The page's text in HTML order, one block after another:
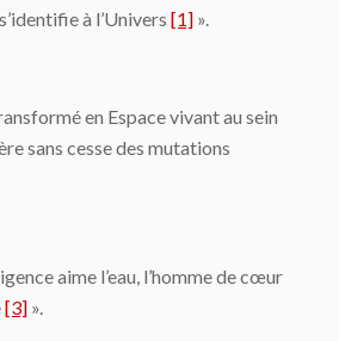
à l’Univers [1] ».
en Espace vivant au sein
sans cesse des mutations
aime l’eau, l’homme de cœur
[3] ».